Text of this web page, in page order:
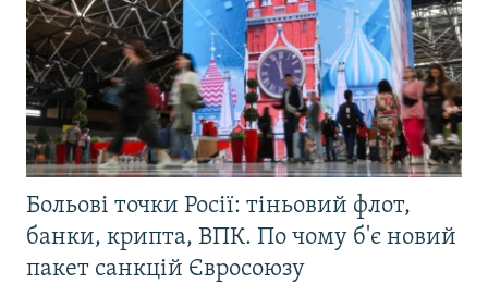
Больові точки Росії: тіньовий флот,
банки, крипта, ВПК. По чому б'є новий
пакет санкцій Євросоюзу